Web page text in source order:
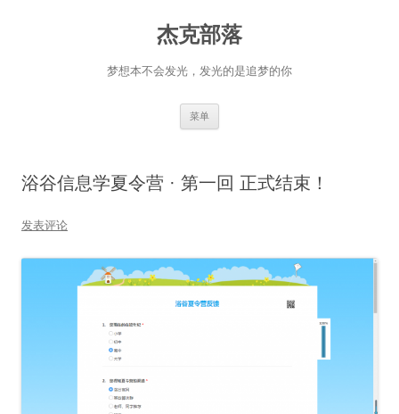
杰克部落
梦想本不会发光，发光的是追梦的你
菜单
浴谷信息学夏令营 · 第一回 正式结束！
发表评论